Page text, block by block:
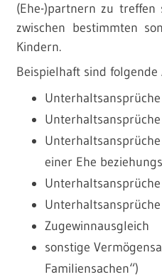
(Ehe-)partnern zu
zwischen bestimmten
Kindern.
Beispielhaft sind
einer Ehe
Zugewinnausgleich
sonstige
Familiensachen“)